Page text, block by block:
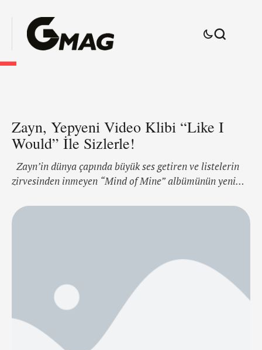
Zayn, Yepyeni Video Klibi “Like I
Would” İle Sizlerle!
Zayn’in dünya çapında büyük ses getiren ve listelerin
zirvesinden inmeyen “Mind of Mine” albümünün yeni
West, Drake, Rihanna gibi önemli isimlerle çalışan
“Director X”in üstlendiği video klip, yazın yeni
isimlerden tanıdığımız Malay’ın prodüktörlüğünü …